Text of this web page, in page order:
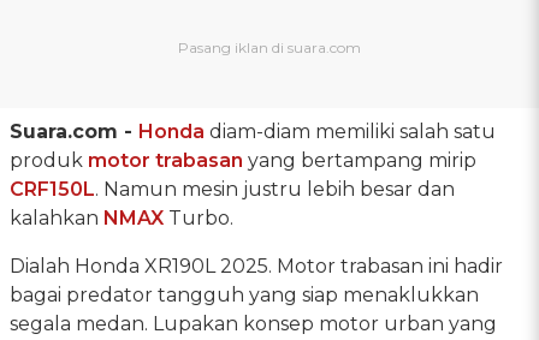
Suara.com - Honda diam-diam memiliki salah satu
produk motor trabasan yang bertampang mirip
CRF150L. Namun mesin justru lebih besar dan
kalahkan NMAX Turbo.
Dialah Honda XR190L 2025. Motor trabasan ini hadir
bagai predator tangguh yang siap menaklukkan
segala medan. Lupakan konsep motor urban yang